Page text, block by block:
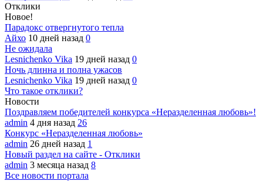
Отклики
Новое!
Парадокс отвергнутого тепла
Айхо 10 дней назад 0
Не ожидала
Lesnichenko Vika 19 дней назад 0
Ночь длинна и полна ужасов
Lesnichenko Vika 19 дней назад 0
Что такое отклики?
Новости
Поздравляем победителей конкурса «Неразделенная любовь»!
admin 4 дня назад 26
Конкурс «Неразделенная любовь»
admin 26 дней назад 1
Новый раздел на сайте - Отклики
admin 3 месяца назад 8
Все новости портала